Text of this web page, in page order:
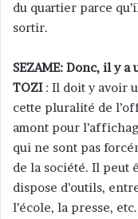
du quartier parce
sortir.
SEZAME: Donc, il y a
TOZI: Il doit y avoir
cette pluralité de
amont pour
qui ne sont pas
de la société. Il peut
dispose d’outils,
l’école, la presse,